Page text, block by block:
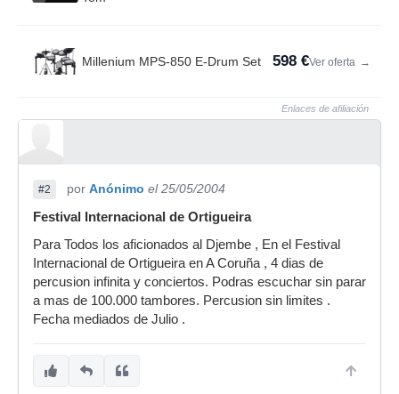
Millenium MPS-850 E-Drum Set 598 €Ver oferta →
Enlaces de afiliación
#2 por Anónimo el 25/05/2004
Festival Internacional de Ortigueira
Para Todos los aficionados al Djembe , En el Festival
Internacional de Ortigueira en A Coruña , 4 dias de
percusion infinita y conciertos. Podras escuchar sin parar
a mas de 100.000 tambores. Percusion sin limites .
Fecha mediados de Julio .